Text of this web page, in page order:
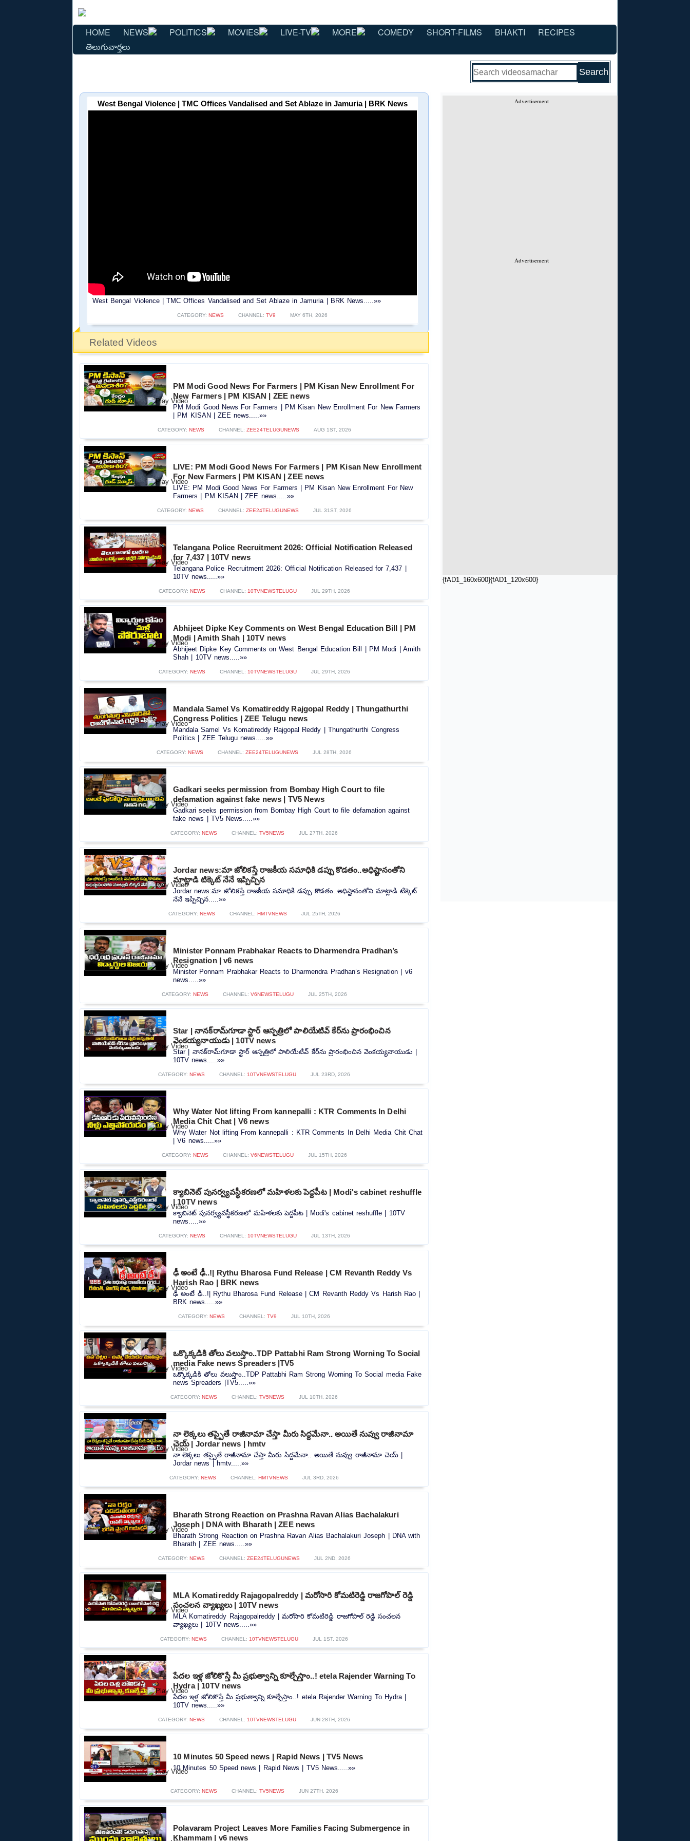
HOME NEWS POLITICS MOVIES LIVE-TV MORE COMEDY SHORT-FILMS BHAKTI
RECIPES
తెలుగువార్తలు
Advertisement
Advertisement
{fAD1_160x600}{fAD1_120x600}
West Bengal Violence | TMC Offices Vandalised and Set Ablaze in Jamuria | BRK News
West Bengal Violence | TMC Offices Vandalised and Set Ablaze in Jamuria | BRK News.....»»
CATEGORY: NEWS CHANNEL:TV9 MAY 6TH, 2026
Related Videos
PM Modi Good News For Farmers | PM Kisan New Enrollment For
New Farmers | PM KISAN | ZEE news
PM Modi Good News For Farmers | PM Kisan New Enrollment For New Farmers
| PM KISAN | ZEE news.....»»
CATEGORY: NEWS CHANNEL: ZEE24TELUGUNEWS AUG 1ST, 2026
LIVE: PM Modi Good News For Farmers | PM Kisan New Enrollment
For New Farmers | PM KISAN | ZEE news
LIVE: PM Modi Good News For Farmers | PM Kisan New Enrollment For New
Farmers | PM KISAN | ZEE news.....»»
CATEGORY: NEWS CHANNEL: ZEE24TELUGUNEWS JUL 31ST, 2026
Telangana Police Recruitment 2026: Official Notification Released
for 7,437 | 10TV news
Telangana Police Recruitment 2026: Official Notification Released for 7,437 |
10TV news.....»»
CATEGORY: NEWS CHANNEL: 10TVNEWSTELUGU JUL 29TH, 2026
Abhijeet Dipke Key Comments on West Bengal Education Bill | PM
Modi | Amith Shah | 10TV news
Abhijeet Dipke Key Comments on West Bengal Education Bill | PM Modi | Amith
Shah | 10TV news.....»»
CATEGORY: NEWS CHANNEL: 10TVNEWSTELUGU JUL 29TH, 2026
Mandala Samel Vs Komatireddy Rajgopal Reddy | Thungathurthi
Congress Politics | ZEE Telugu news
Mandala Samel Vs Komatireddy Rajgopal Reddy | Thungathurthi Congress
Politics | ZEE Telugu news.....»»
CATEGORY: NEWS CHANNEL: ZEE24TELUGUNEWS JUL 28TH, 2026
Gadkari seeks permission from Bombay High Court to file
defamation against fake news | TV5 News
Gadkari seeks permission from Bombay High Court to file defamation against
fake news | TV5 News.....»»
CATEGORY: NEWS CHANNEL: TV5NEWS JUL 27TH, 2026
Jordar news:మా జోలికస్తే రాజకీయ సమాధికి డప్పు కొడతం..అధిష్టానంతోని
మాట్లాడి టిక్కెట్ నేనే ఇప్పిచ్చిన
Jordar news:మా జోలికస్తే రాజకీయ సమాధికి డప్పు కొడతం..అధిష్టానంతోని మాట్లాడి టిక్కెట్
నేనే ఇప్పిచ్చిన.....»»
CATEGORY: NEWS CHANNEL: HMTVNEWS JUL 25TH, 2026
Minister Ponnam Prabhakar Reacts to Dharmendra Pradhan’s
Resignation | v6 news
Minister Ponnam Prabhakar Reacts to Dharmendra Pradhan’s Resignation | v6
news.....»»
CATEGORY: NEWS CHANNEL: V6NEWSTELUGU JUL 25TH, 2026
Star | నానక్‌రామ్‌గూడా స్టార్ ఆస్పత్రిలో పాలియేటివ్ కేర్‌ను ప్రారంభించిన
వెంకయ్యనాయుడు | 10TV news
Star | నానక్‌రామ్‌గూడా స్టార్ ఆస్పత్రిలో పాలియేటివ్ కేర్‌ను ప్రారంభించిన వెంకయ్యనాయుడు |
10TV news.....»»
CATEGORY: NEWS CHANNEL: 10TVNEWSTELUGU JUL 23RD, 2026
Why Water Not lifting From kannepalli : KTR Comments In Delhi
Media Chit Chat | V6 news
Why Water Not lifting From kannepalli : KTR Comments In Delhi Media Chit Chat
| V6 news.....»»
CATEGORY: NEWS CHANNEL: V6NEWSTELUGU JUL 15TH, 2026
క్యాబినెట్ పునర్వ్యవస్థీకరణలో మహిళలకు పెద్దపీట | Modi's cabinet reshuffle
| 10TV news
క్యాబినెట్ పునర్వ్యవస్థీకరణలో మహిళలకు పెద్దపీట | Modi's cabinet reshuffle | 10TV
news.....»»
CATEGORY: NEWS CHANNEL: 10TVNEWSTELUGU JUL 13TH, 2026
ఢీ అంటే ఢీ..!| Rythu Bharosa Fund Release | CM Revanth Reddy Vs
Harish Rao | BRK news
ఢీ అంటే ఢీ..!| Rythu Bharosa Fund Release | CM Revanth Reddy Vs Harish Rao |
BRK news.....»»
CATEGORY: NEWS CHANNEL: TV9 JUL 10TH, 2026
ఒక్కొక్కడికి తోలు వలుస్తాం..TDP Pattabhi Ram Strong Worning To Social
media Fake news Spreaders |TV5
ఒక్కొక్కడికి తోలు వలుస్తాం..TDP Pattabhi Ram Strong Worning To Social media Fake
news Spreaders |TV5.....»»
CATEGORY: NEWS CHANNEL: TV5NEWS JUL 10TH, 2026
నా లెక్కలు తప్పైతే రాజీనామా చేస్తా మీరు సిద్దమేనా.. అయితే నువ్వు రాజీనామా
చెయ్ | Jordar news | hmtv
నా లెక్కలు తప్పైతే రాజీనామా చేస్తా మీరు సిద్దమేనా.. అయితే నువ్వు రాజీనామా చెయ్ |
Jordar news | hmtv.....»»
CATEGORY: NEWS CHANNEL: HMTVNEWS JUL 3RD, 2026
Bharath Strong Reaction on Prashna Ravan Alias Bachalakuri
Joseph | DNA with Bharath | ZEE news
Bharath Strong Reaction on Prashna Ravan Alias Bachalakuri Joseph | DNA with
Bharath | ZEE news.....»»
CATEGORY: NEWS CHANNEL: ZEE24TELUGUNEWS JUL 2ND, 2026
MLA Komatireddy Rajagopalreddy | మరోసారి కోమటిరెడ్డి రాజగోపాల్ రెడ్డి
సంచలన వ్యాఖ్యలు | 10TV news
MLA Komatireddy Rajagopalreddy | మరోసారి కోమటిరెడ్డి రాజగోపాల్ రెడ్డి సంచలన
వ్యాఖ్యలు | 10TV news.....»»
CATEGORY: NEWS CHANNEL: 10TVNEWSTELUGU JUL 1ST, 2026
పేదల ఇళ్ల జోలికొస్తే మీ ప్రభుత్వాన్ని కూల్చేస్తాం..! etela Rajender Warning To
Hydra | 10TV news
పేదల ఇళ్ల జోలికొస్తే మీ ప్రభుత్వాన్ని కూల్చేస్తాం..! etela Rajender Warning To Hydra |
10TV news.....»»
CATEGORY: NEWS CHANNEL: 10TVNEWSTELUGU JUN 28TH, 2026
10 Minutes 50 Speed news | Rapid News | TV5 News
10 Minutes 50 Speed news | Rapid News | TV5 News.....»»
CATEGORY: NEWS CHANNEL: TV5NEWS JUN 27TH, 2026
Polavaram Project Leaves More Families Facing Submergence in
Khammam | v6 news